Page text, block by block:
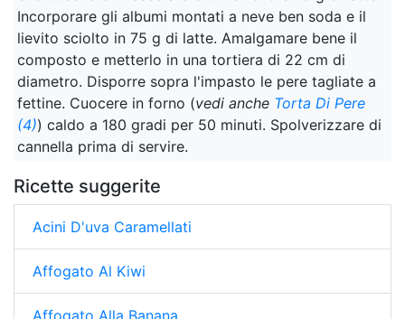
Incorporare gli albumi montati a neve ben soda e il
lievito sciolto in 75 g di latte. Amalgamare bene il
composto e metterlo in una tortiera di 22 cm di
diametro. Disporre sopra l'impasto le pere tagliate a
fettine. Cuocere in forno (vedi anche Torta Di Pere
(4)) caldo a 180 gradi per 50 minuti. Spolverizzare di
cannella prima di servire.
Ricette suggerite
Acini D'uva Caramellati
Affogato Al Kiwi
Affogato Alla Banana